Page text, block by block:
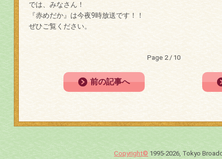
では、みなさん！
『赤めだか』は今夜9時放送です！！
ぜひご覧ください。
Page 2 / 10
前の記事へ
Copyright© 1995-2026, Tokyo